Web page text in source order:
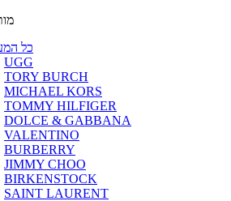
כל
UGG
TORY BURCH
MICHAEL KORS
TOMMY HILFIGER
DOLCE & GABBANA
VALENTINO
BURBERRY
JIMMY CHOO
BIRKENSTOCK
SAINT LAURENT